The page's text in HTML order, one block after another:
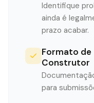
Identifique
ainda é
prazo acabar.
Formato de
Construtor
para